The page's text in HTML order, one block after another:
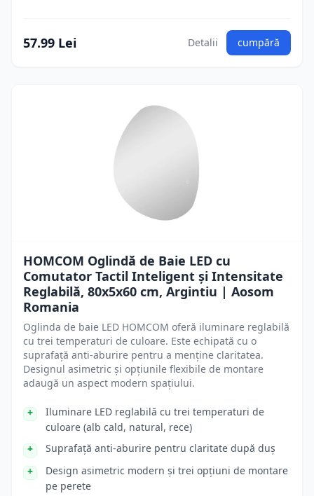
57.99 Lei Detalii cumpără
HOMCOM Oglindă de Baie LED cu
Comutator Tactil Inteligent și Intensitate
Reglabilă, 80x5x60 cm, Argintiu | Aosom
Romania
Oglinda de baie LED HOMCOM oferă iluminare reglabilă
cu trei temperaturi de culoare. Este echipată cu o
suprafață anti-aburire pentru a menține claritatea.
Designul asimetric și opțiunile flexibile de montare
adaugă un aspect modern spațiului.
Iluminare LED reglabilă cu trei temperaturi de
culoare (alb cald, natural, rece)
Suprafață anti-aburire pentru claritate după duș
Design asimetric modern și trei opțiuni de montare
pe perete